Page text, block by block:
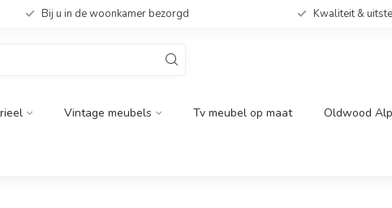
Bij u in de woonkamer bezorgd Kwaliteit &
Vintage meubels Tv meubel op maat Oldwood